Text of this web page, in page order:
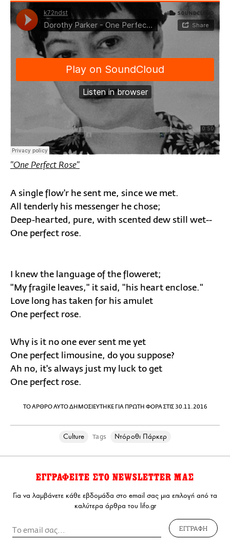
"One Perfect Rose"
A single flow'r he sent me, since we met.
All tenderly his messenger he chose;
Deep-hearted, pure, with scented dew still wet--
One perfect rose.
I knew the language of the floweret;
"My fragile leaves," it said, "his heart enclose."
Love long has taken for his amulet
One perfect rose.
Why is it no one ever sent me yet
One perfect limousine, do you suppose?
Ah no, it's always just my luck to get
One perfect rose.
ΤΟ ΑΡΘΡΟ ΑΥΤΟ ΔΗΜΟΣΙΕΥΤΗΚΕ ΓΙΑ ΠΡΩΤΗ ΦΟΡΑ ΣΤΙΣ 30.11.2016
Culture Tags Ντόροθι Πάρκερ
ΕΓΓΡΑΦΕΙΤΕ ΣΤΟ NEWSLETTER ΜΑΣ
Για να λαμβάνετε κάθε εβδομάδα στο email σας μια επιλογή από τα
καλύτερα άρθρα του lifo.gr
ΕΓΓΡΑΦΗ